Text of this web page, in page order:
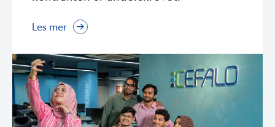
Les mer